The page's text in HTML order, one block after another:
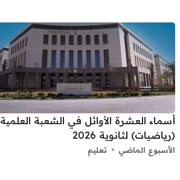
أسماء العشرة الأوائل في الشعبة العلمية
(رياضيات) لثانوية 2026
الأسبوع الماضي تعليم